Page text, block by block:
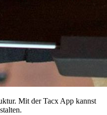
Mit der Tacx App kannst